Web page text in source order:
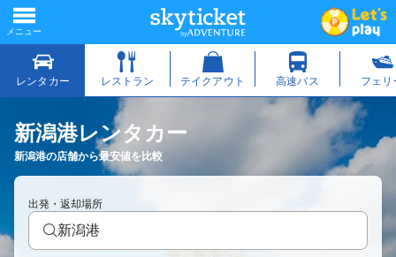
新潟港レンタカー
新潟港の店舗から最安値を比較
出発・返却場所
新潟港